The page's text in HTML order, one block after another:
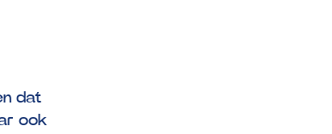
dat
ook